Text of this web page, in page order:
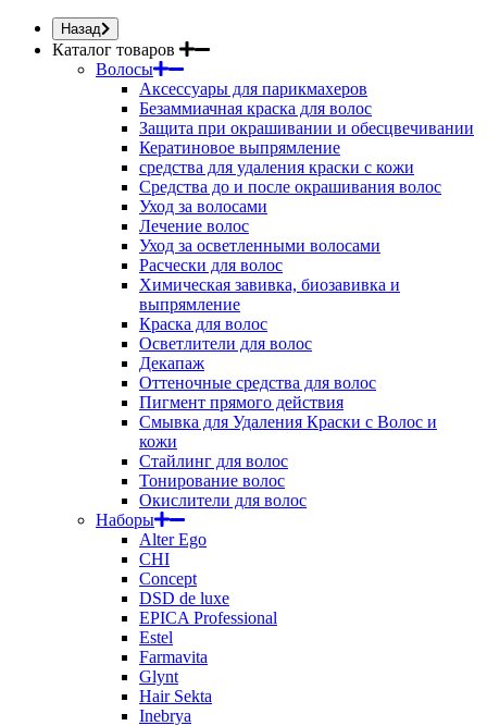
Назад
Каталог товаров
Волосы
Аксессуары для парикмахеров
Безаммиачная краска для волос
Защита при окрашивании и обесцвечивании
Кератиновое выпрямление
средства для удаления краски с кожи
Средства до и после окрашивания волос
Уход за волосами
Лечение волос
Уход за осветленными волосами
Расчески для волос
Химическая завивка, биозавивка и
выпрямление
Краска для волос
Осветлители для волос
Декапаж
Оттеночные средства для волос
Пигмент прямого действия
Смывка для Удаления Краски с Волос и
кожи
Стайлинг для волос
Тонирование волос
Окислители для волос
Наборы
Alter Ego
CHI
Concept
DSD de luxe
EPICA Professional
Estel
Farmavita
Glynt
Hair Sekta
Inebrya